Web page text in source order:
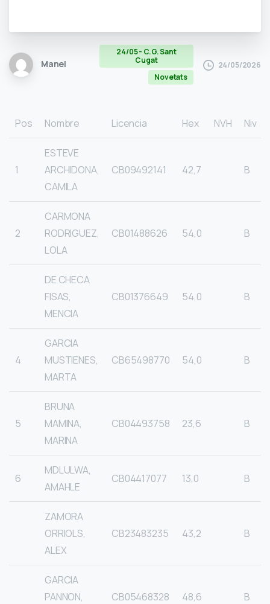
Manel
24/05 - C.G. Sant
Cugat
Novetats
24/05/2026
Pos Nombre Licencia Hex NVH Niv
1
ESTEVE
ARCHIDONA,
CAMILA
CB09492141 42,7 B
2
CARMONA
RODRIGUEZ,
LOLA
CB01488626 54,0 B
DE CHECA
FISAS,
MENCIA
CB01376649 54,0 B
4
GARCIA
MUSTIENES,
MARTA
CB65498770 54,0 B
5
BRUNA
MAMINA,
MARINA
CB04493758 23,6 B
6
MDLULWA,
AMAHLE
CB04417077 13,0 B
ZAMORA
ORRIOLS,
ALEX
CB23483235 43,2 B
GARCIA
PANNON,
CB05468328 48,6 B